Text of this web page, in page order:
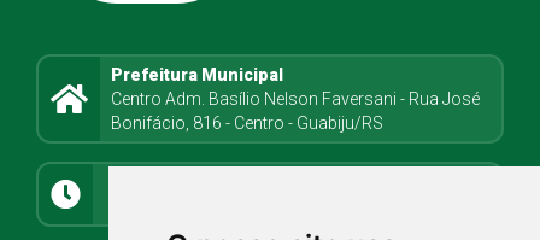
Prefeitura Municipal
Centro Adm. Basílio Nelson Faversani - Rua José
Bonifácio, 816 - Centro - Guabiju/RS